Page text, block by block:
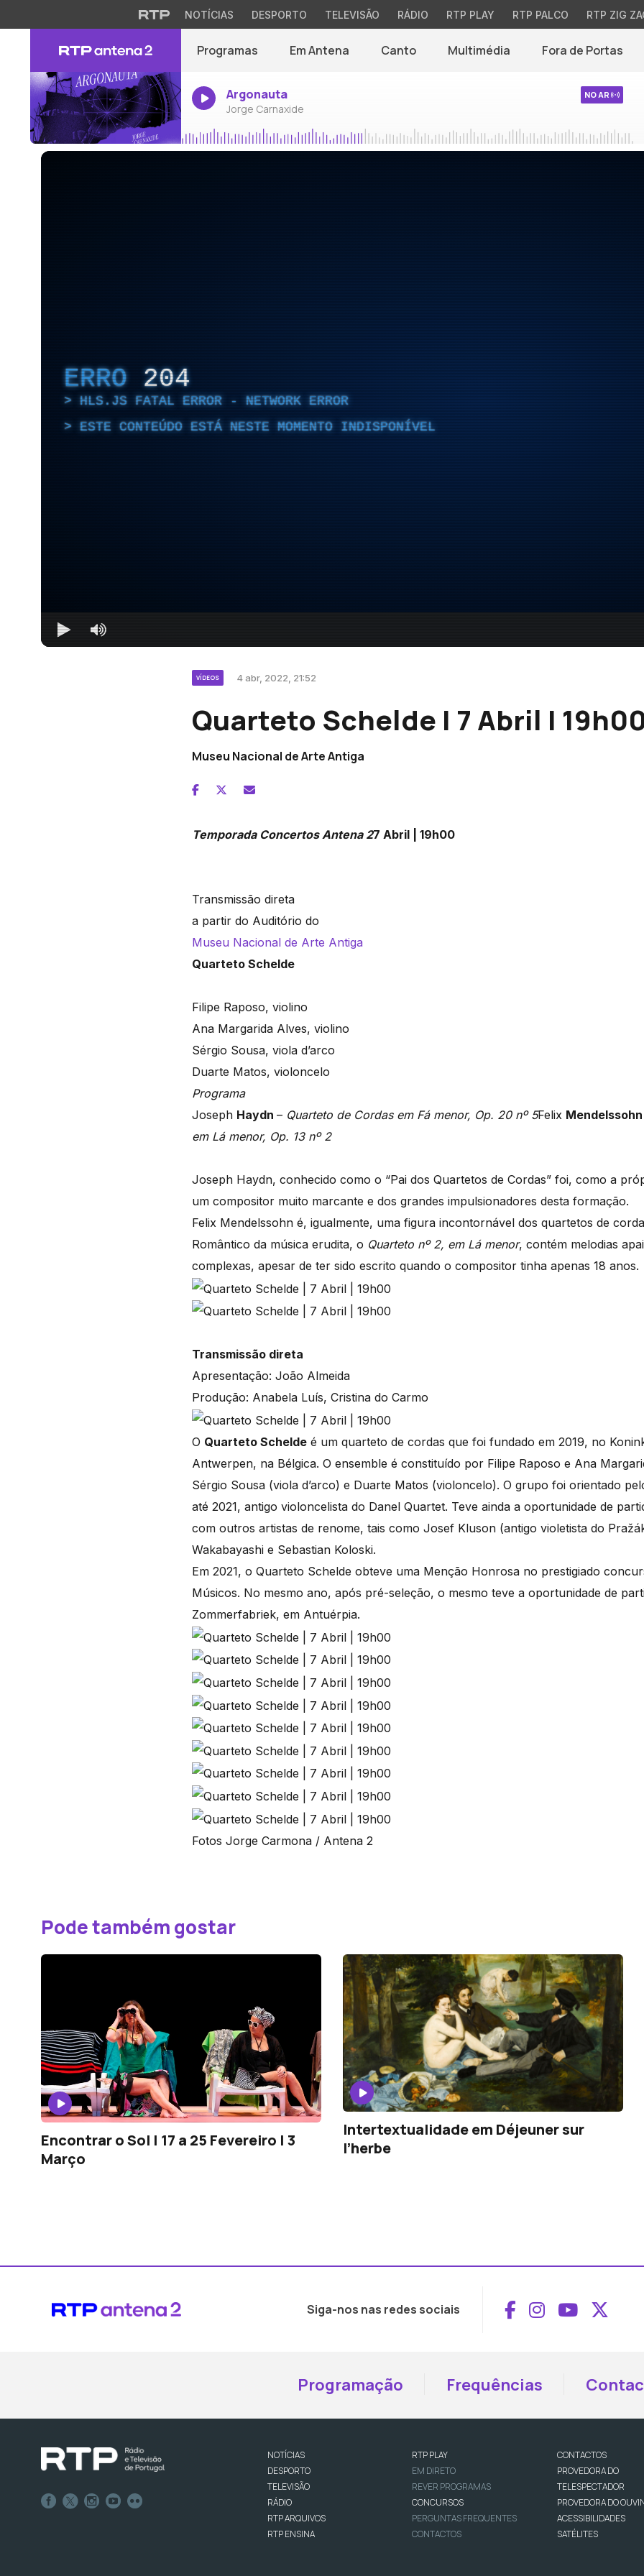
NOTÍCIAS DESPORTO TELEVISÃO RÁDIO RTP PLAY RTP PALCO RTP ZIG
Programas Em Antena Canto Multimédia Fora de Portas
Argonauta
Jorge Carnaxide
NO AR
ERRO 204
HLS.JS FATAL ERROR - NETWORK ERROR
ESTE CONTEÚDO ESTÁ NESTE MOMENTO INDISPONÍVEL
VÍDEOS 4 abr, 2022, 21:52
Quarteto Schelde | 7 Abril |
Museu Nacional de Arte Antiga
Temporada Concertos Antena 27 Abril | 19h00
Transmissão direta
a partir do Auditório do
Museu Nacional de Arte Antiga
Quarteto Schelde
Filipe Raposo, violino
Ana Margarida Alves, violino
Sérgio Sousa, viola d’arco
Duarte Matos, violoncelo
Programa
Joseph Haydn – Quarteto de Cordas em Fá menor, Op. 20 nº 5Felix
em Lá menor, Op. 13 nº 2
Joseph Haydn, conhecido como o “Pai dos Quartetos de Cordas” foi, como a
um compositor muito marcante e dos grandes impulsionadores desta formação.
Felix Mendelssohn é, igualmente, uma figura incontornável dos quartetos de
Romântico da música erudita, o Quarteto nº 2, em Lá menor, contém melodias
complexas, apesar de ter sido escrito quando o compositor tinha apenas 18 anos.
Transmissão direta
Apresentação: João Almeida
Produção: Anabela Luís, Cristina do Carmo
O Quarteto Schelde é um quarteto de cordas que foi fundado em 2019, no
Antwerpen, na Bélgica. O ensemble é constituído por Filipe Raposo e Ana
Sérgio Sousa (viola d’arco) e Duarte Matos (violoncelo). O grupo foi orientado
até 2021, antigo violoncelista do Danel Quartet. Teve ainda a oportunidade de
com outros artistas de renome, tais como Josef Kluson (antigo violetista do
Wakabayashi e Sebastian Koloski.
Em 2021, o Quarteto Schelde obteve uma Menção Honrosa no prestigiado
Músicos. No mesmo ano, após pré-seleção, o mesmo teve a oportunidade de
Zommerfabriek, em Antuérpia.
Fotos Jorge Carmona / Antena 2
Pode também gostar
Encontrar o Sol | 17 a 25 Fevereiro | 3
Março
Intertextualidade em Déjeuner sur
l’herbe
Siga-nos nas redes sociais Aceder ao
Aceder ao
Aceder
Programação Frequências
NOTÍCIAS
DESPORTO
TELEVISÃO
RÁDIO
RTP ARQUIVOS
RTP ENSINA
RTP PLAY
EM DIRETO
REVER PROGRAMAS
CONCURSOS
PERGUNTAS FREQUENTES
CONTACTOS
CONTACTOS
PROVEDORA DO
TELESPECTADOR
PROVEDORA DO
ACESSIBILIDADES
SATÉLITES